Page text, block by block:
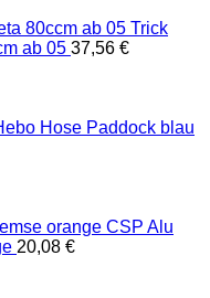
Trick
ab 05 37,56 €
Hose Paddock blau
CSP Alu
20,08 €